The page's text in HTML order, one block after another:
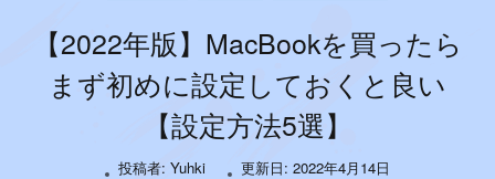
【2022年版】MacBookを買ったら
まず初めに設定しておくと良い
【設定方法5選】
投稿者: Yuhki 更新日: 2022年4月14日